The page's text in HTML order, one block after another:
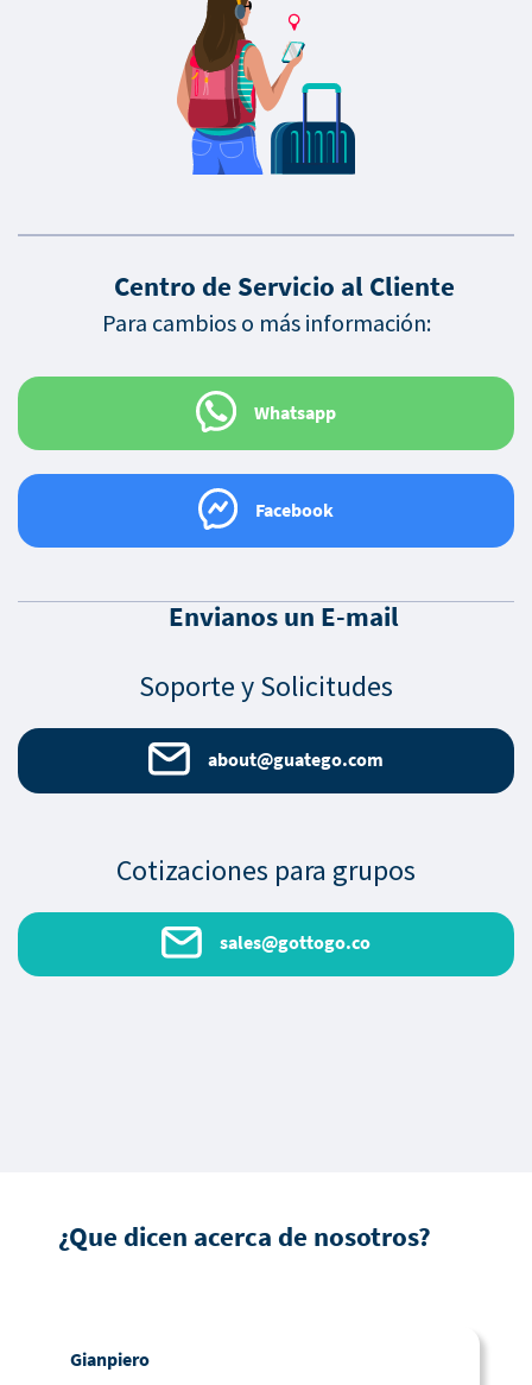
Centro de Servicio al Cliente
Para cambios o más información:
Whatsapp
Facebook
Envianos un E-mail
Soporte y Solicitudes
about@guatego.com
Cotizaciones para grupos
sales@gottogo.co
¿Que dicen acerca de nosotros?
Gianpiero